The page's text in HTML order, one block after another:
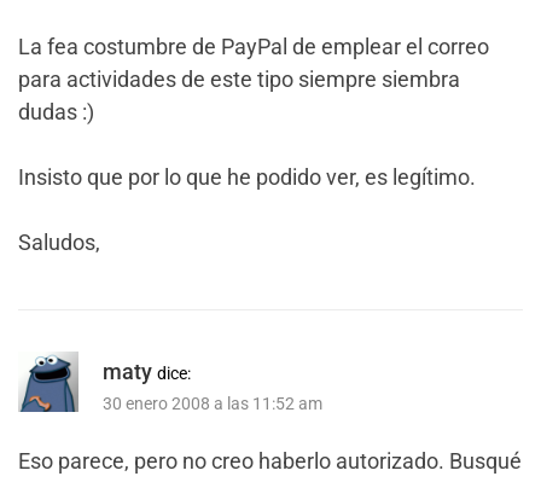
La fea costumbre de PayPal de emplear el correo
para actividades de este tipo siempre siembra
dudas :)
Insisto que por lo que he podido ver, es legítimo.
Saludos,
maty dice:
30 enero 2008 a las 11:52 am
Eso parece, pero no creo haberlo autorizado. Busqué